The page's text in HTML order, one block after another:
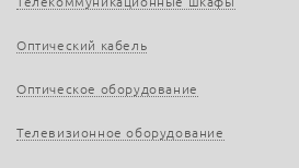
Оптический кабель
Оптическое оборудование
Телевизионное оборудование